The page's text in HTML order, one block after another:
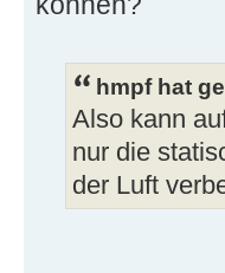
hmpf hat
Also kann
nur die
der Luft